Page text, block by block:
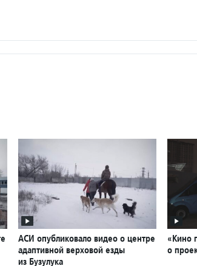
АСИ опубликовало видео о центре
адаптивной верховой езды
из Бузулука
«Кино
о